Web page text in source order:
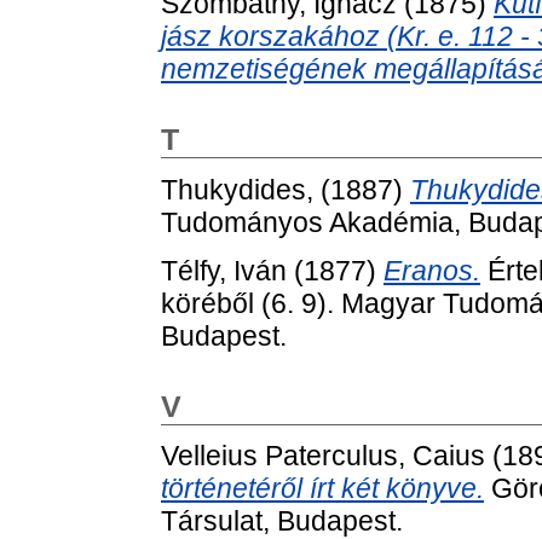
jász korszakához (Kr. e. 112
nemzetiségének
T
Thukydides, (1887)
Tudományos Akadémia,
Télfy, Iván (1877) Eranos.
köréből (6. 9). Magyar
Budapest.
V
Velleius Paterculus, Caius
történetéről írt két könyve.
Társulat, Budapest.